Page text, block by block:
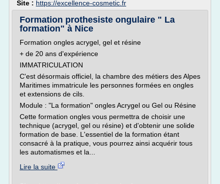
Site : https://excellence-cosmetic.fr
Formation prothesiste ongulaire " La
formation" à Nice
Formation ongles acrygel, gel et résine
+ de 20 ans d'expérience
IMMATRICULATION
C'est désormais officiel, la chambre des métiers des Alpes
Maritimes immatricule les personnes formées en ongles
et extensions de cils.
Module : "La formation" ongles Acrygel ou Gel ou Résine
Cette formation ongles vous permettra de choisir une
technique (acrygel, gel ou résine) et d'obtenir une solide
formation de base. L'essentiel de la formation étant
consacré à la pratique, vous pourrez ainsi acquérir tous
les automatismes et la...
Lire la suite